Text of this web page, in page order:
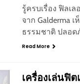
รู้ครบเรื่อง ฟิลเล
จาก Galderma เ
ธรรมชาติ ปลอด
Read More
เครื่องเล่นฟิต